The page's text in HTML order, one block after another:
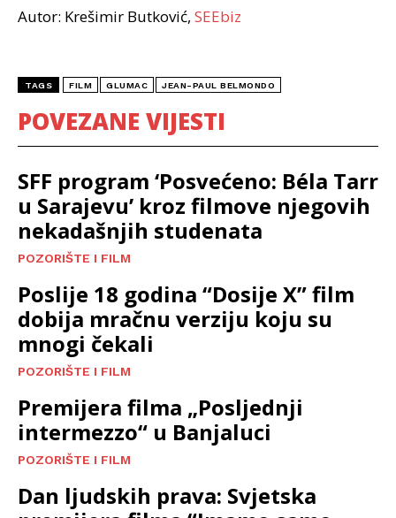
Autor: Krešimir Butković, SEEbiz
TAGS FILM GLUMAC JEAN-PAUL BELMONDO
POVEZANE VIJESTI
SFF program ‘Posvećeno: Béla Tarr
u Sarajevu’ kroz filmove njegovih
nekadašnjih studenata
POZORIŠTE I FILM
Poslije 18 godina “Dosije X” film
dobija mračnu verziju koju su
mnogi čekali
POZORIŠTE I FILM
Premijera filma „Posljednji
intermezzo“ u Banjaluci
POZORIŠTE I FILM
Dan ljudskih prava: Svjetska